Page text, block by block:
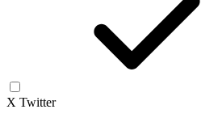
X Twitter